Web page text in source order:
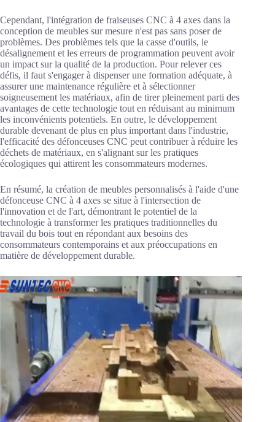
Cependant, l'intégration de fraiseuses CNC à 4 axes dans la
conception de meubles sur mesure n'est pas sans poser de
problèmes. Des problèmes tels que la casse d'outils, le
désalignement et les erreurs de programmation peuvent avoir
un impact sur la qualité de la production. Pour relever ces
défis, il faut s'engager à dispenser une formation adéquate, à
assurer une maintenance régulière et à sélectionner
soigneusement les matériaux, afin de tirer pleinement parti des
avantages de cette technologie tout en réduisant au minimum
les inconvénients potentiels. En outre, le développement
durable devenant de plus en plus important dans l'industrie,
l'efficacité des défonceuses CNC peut contribuer à réduire les
déchets de matériaux, en s'alignant sur les pratiques
écologiques qui attirent les consommateurs modernes.
En résumé, la création de meubles personnalisés à l'aide d'une
défonceuse CNC à 4 axes se situe à l'intersection de
l'innovation et de l'art, démontrant le potentiel de la
technologie à transformer les pratiques traditionnelles du
travail du bois tout en répondant aux besoins des
consommateurs contemporains et aux préoccupations en
matière de développement durable.